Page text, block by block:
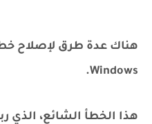
Windows.
هذا الخطأ الشائع، الذي